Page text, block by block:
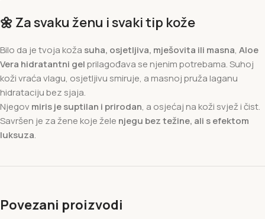
🌼 Za svaku ženu i svaki tip kože
Bilo da je tvoja koža suha, osjetljiva, mješovita ili masna, Aloe
Vera hidratantni gelprilagođava se njenim potrebama. Suhoj
koži vraća vlagu, osjetljivu smiruje, a masnoj pruža laganu
hidrataciju bez sjaja.
Njegov miris je suptilan i prirodan, a osjećaj na koži svjež i čist.
Savršen je za žene koje žele njegu bez težine, ali s efektom
luksuza.
Povezani proizvodi